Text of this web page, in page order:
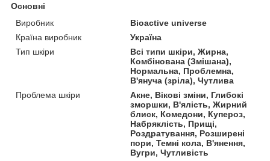
Основні
Виробник
Bioactive universe
Країна виробник
Україна
Тип шкіри
Всі типи шкіри, Жирна,
Комбінована (Змішана),
Нормальна, Проблемна,
В'януча (зріла), Чутлива
Проблема шкіри
Акне, Вікові зміни, Глибокі
зморшки, В'ялість, Жирний
блиск, Комедони, Купероз,
Набряклість, Прищі,
Роздратування, Розширені
пори, Темні кола, В'янення,
Вугри, Чутливість